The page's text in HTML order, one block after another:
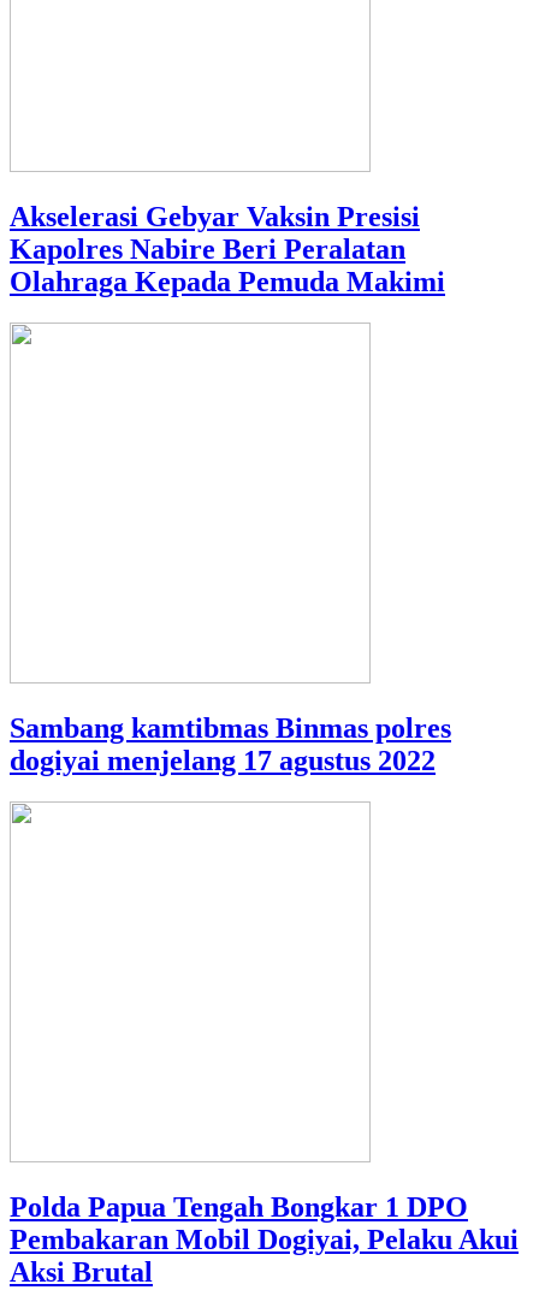
Akselerasi Gebyar Vaksin Presisi
Kapolres Nabire Beri Peralatan
Olahraga Kepada Pemuda Makimi
Sambang kamtibmas Binmas polres
dogiyai menjelang 17 agustus 2022
Polda Papua Tengah Bongkar 1 DPO
Pembakaran Mobil Dogiyai, Pelaku Akui
Aksi Brutal